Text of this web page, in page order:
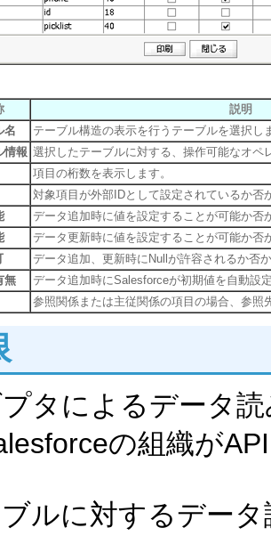
説明
名
テーブル構造の表示を行うテーブルを選択し
情報 選択したテーブルに対する、操作可能なオペ
項目の桁数を表示します。
対象項目が外部IDとして設定されているか否
データ追加時に値を設定することが可能か否
データ更新時に値を設定することが可能か否
データ追加、更新時にNullが許容されるか否
無
データ追加時にSalesforceが初期値を自動設
参照関係または主従関係の項目の場合、参照
タによるデータ
の組織が
ルに対するデー